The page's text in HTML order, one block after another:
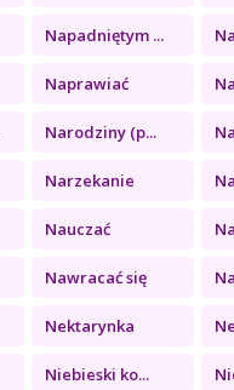
Napadniętym ...
Naprawiać
Narodziny (p...
Narzekanie
Nauczać
Nawracać się
Nektarynka
Niebieski ko...